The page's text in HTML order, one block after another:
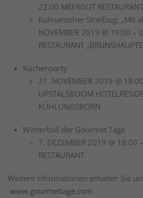
22:00 MEERGUT RESTAURANT
Kulinarischer Streifzug: „Mit
NOVEMBER 2019 @ 19:00 –
RESTAURANT
Küchenparty
21. NOVEMBER 2019 @ 18:00
UPSTALSBOOM
KÜHLUNGSBORN
Winterball der Gourmet Tage
7. DEZEMBER 2019 @ 18:00
RESTAURANT
Weitere Informationen erhalten Sie
www.gourmettage.com